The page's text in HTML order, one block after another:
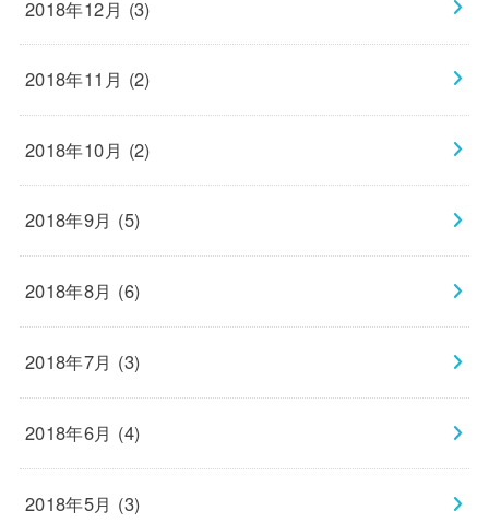
2018年12月 (3)
2018年11月 (2)
2018年10月 (2)
2018年9月 (5)
2018年8月 (6)
2018年7月 (3)
2018年6月 (4)
2018年5月 (3)